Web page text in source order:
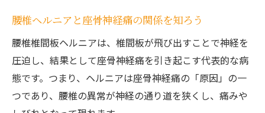
腰椎ヘルニアと座骨神経痛の関係を知ろう
腰椎椎間板ヘルニアは、椎間板が飛び出すことで神経を
圧迫し、結果として座骨神経痛を引き起こす代表的な病
態です。つまり、ヘルニアは座骨神経痛の「原因」の一
つであり、腰椎の異常が神経の通り道を狭くし、痛みや